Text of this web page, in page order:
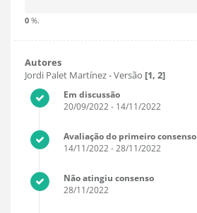
0 %.
Autores
Jordi Palet Martínez- Versão [1, 2]
Em discussão
20/09/2022- 14/11/2022
Avaliação do primeiro consenso
14/11/2022- 28/11/2022
Não atingiu consenso
28/11/2022